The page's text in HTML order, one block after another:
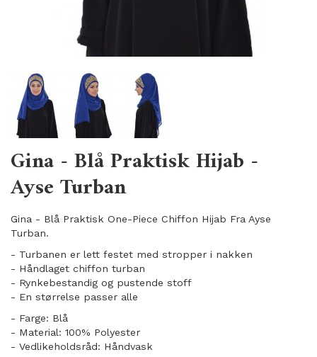
Gina - Blå Praktisk Hijab -
Ayse Turban
Gina - Blå Praktisk One-Piece Chiffon Hijab Fra Ayse
Turban.
- Turbanen er lett festet med stropper i nakken
- Håndlaget chiffon turban
- Rynkebestandig og pustende stoff
​- En størrelse passer alle
- Farge: Blå
- Material: 100% Polyester
- Vedlikeholdsråd: Håndvask